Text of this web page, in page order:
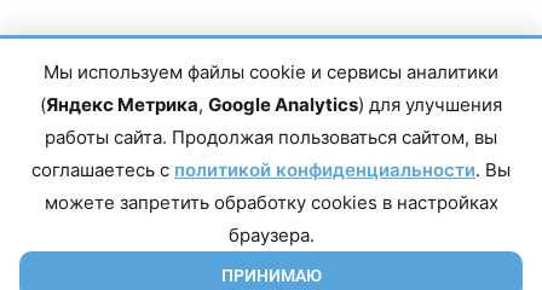
Главный редактор сетевого издания Магомаев Тимур Нухович.
Контакты редакции: 8(988)-292-94-34 Почта: vestiskfo@gmail.com По
Республика Дагестан, г. Махачкала, пр-т Насрутдинова, д. 1а. Все
права защищены. Копирование и использование полных материалов
запрещено, частичное цитирование возможно только при условии
Мы используем файлы cookie и сервисы аналитики
(Яндекс Метрика, Google Analytics) для улучшения
работы сайта. Продолжая пользоваться сайтом, вы
соглашаетесь с политикой конфиденциальности. Вы
можете запретить обработку cookies в настройках
браузера.
ПРИНИМАЮ